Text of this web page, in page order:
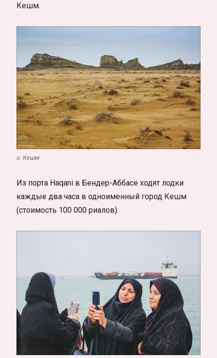
Кешм.
о. Кешм
Из порта Haqani в Бендер-Аббасе ходят лодки
каждые два часа в одноименный город Кешм
(стоимость 100 000 риалов).